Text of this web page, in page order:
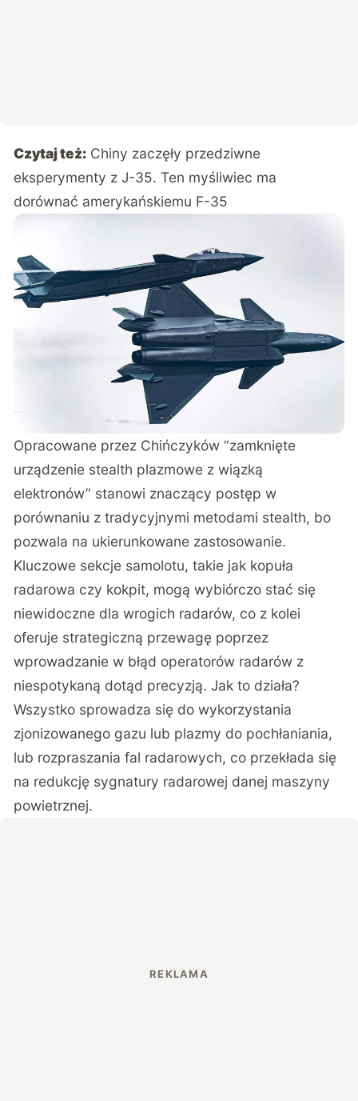
Czytaj też: Chiny zaczęły przedziwne
eksperymenty z J-35. Ten myśliwiec ma
dorównać amerykańskiemu F-35
Opracowane przez Chińczyków “zamknięte
urządzenie stealth plazmowe z wiązką
elektronów” stanowi znaczący postęp w
porównaniu z tradycyjnymi metodami stealth, bo
pozwala na ukierunkowane zastosowanie.
Kluczowe sekcje samolotu, takie jak kopuła
radarowa czy kokpit, mogą wybiórczo stać się
niewidoczne dla wrogich radarów, co z kolei
oferuje strategiczną przewagę poprzez
wprowadzanie w błąd operatorów radarów z
niespotykaną dotąd precyzją. Jak to działa?
Wszystko sprowadza się do wykorzystania
zjonizowanego gazu lub plazmy do pochłaniania,
lub rozpraszania fal radarowych, co przekłada się
na redukcję sygnatury radarowej danej maszyny
powietrznej.